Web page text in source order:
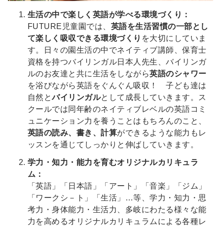
生活の中で楽しく英語が学べる環境づくり：
FUTURE児童園では、 英語を生活習慣の一部とし
て楽しく吸収できる環境づくり を大切にしていま
す。日々の園生活の中でネイティブ講師、保育士
資格を持つバイリンガル日本人先生、バイリンガ
ルのお友達と共に生活をしながら英語のシャワー
を浴びながら英語をぐんぐん吸収！ 子ども達は
自然とバイリンガルとして成長していきます。ス
クールでは同年齢のネイティブレベルの英語コミ
ュニケーション力を養うことはもちろんのこと、
英語の読み、書き、計算ができるような能力もレ
ッスンを通じてしっかりと伸ばしていきます。
学力・知力・能力を育むオリジナルカリキュラ
ム：
「英語」「日本語」「アート」「音楽」「ジム」
「ワークシ－ト」「生活」…等、学力・知力・思
考力・身体能力・生活力、多岐にわたる様々な能
力を高めるオリジナルカリキュラムによる各種レ